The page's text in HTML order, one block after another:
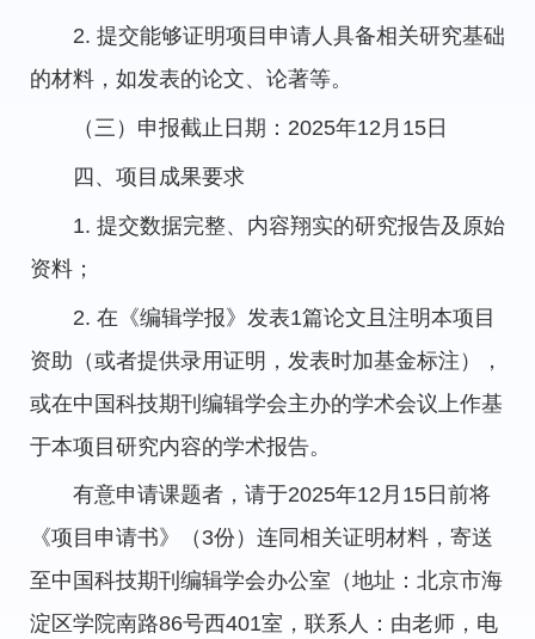
2. 提交能够证明项目申请人具备相关研究基础
的材料，如发表的论文、论著等。
（三）申报截止日期：2025年12月15日
四、项目成果要求
1. 提交数据完整、内容翔实的研究报告及原始
资料；
2. 在《编辑学报》发表1篇论文且注明本项目
资助（或者提供录用证明，发表时加基金标注），
或在中国科技期刊编辑学会主办的学术会议上作基
于本项目研究内容的学术报告。
有意申请课题者，请于2025年12月15日前将
《项目申请书》（3份）连同相关证明材料，寄送
至中国科技期刊编辑学会办公室（地址：北京市海
淀区学院南路86号西401室，联系人：由老师，电